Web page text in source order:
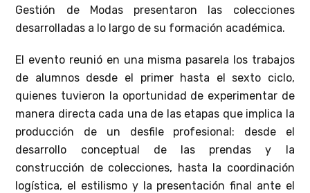
Gestión de Modas presentaron las colecciones
desarrolladas a lo largo de su formación académica.
El evento reunió en una misma pasarela los trabajos
de alumnos desde el primer hasta el sexto ciclo,
quienes tuvieron la oportunidad de experimentar de
manera directa cada una de las etapas que implica la
producción de un desfile profesional: desde el
desarrollo conceptual de las prendas y la
construcción de colecciones, hasta la coordinación
logística, el estilismo y la presentación final ante el